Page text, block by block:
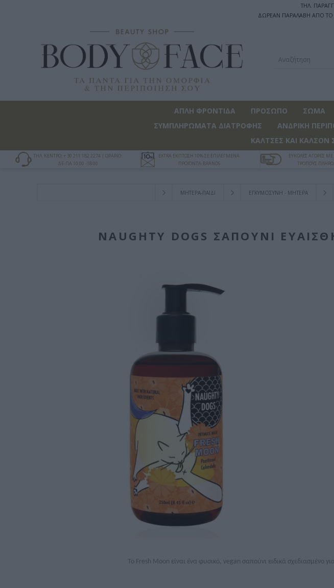
ΤΗΛ.
ΔΩΡΕΑΝ ΠΑΡΑΛΑΒΗ ΑΠΟ ΤΟ
ΑΠΛΗ ΦΡΟΝΤΙΔΑ ΠΡΟΣΩΠΟ ΣΩΜΑ
ΣΥΜΠΛΗΡΩΜΑΤΑ ΔΙΑΤΡΟΦΗΣ
ΑΝΔΡΙΚΗ
ΚΑΛΤΣΕΣ ΚΑΙ ΚΑΛΣΟΝ
ΤΗΛ. ΚΕΝΤΡΟ: + 30 211 182 2274 | ΩΡΑΡΙΟ:
ΔΕ-ΠΑ 10:00 -18:00
EXTRA ΕΚΠΤΩΣΗ 10% ΣΕ ΕΠΙΛΕΓΜΕΝΑ
ΠΡΟΪΟΝΤΑ-BRANDS
ΕΥΚΟΛΕΣ ΑΓΟΡΕΣ
ΤΡΟΠΟΥΣ
ΜΗΤΕΡΑ-ΠΑΙΔΙ ΕΓΚΥΜΟΣΥΝΗ - ΜΗΤΕΡΑ
NAUGHTY DOGS ΣΑΠΟΎΝΙ
Το Fresh Moon είναι ένα φυσικό, vegan σαπούνι ειδικά σχεδιασμένο